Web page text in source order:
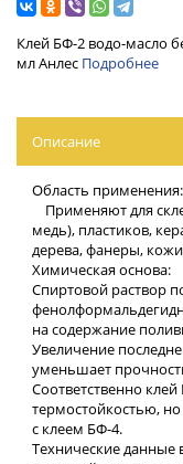
Клей БФ-2 водо-масло
мл Анлес Подробнее
Описание
Область применения:
Применяют для
медь), пластиков,
дерева, фанеры,
Химическая основа:
Спиртовой раствор
на содержание
Увеличение
уменьшает
Соответственно
термостойкостью,
с клеем БФ-4.
Технические данные